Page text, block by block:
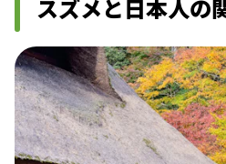
スズメと日本人の